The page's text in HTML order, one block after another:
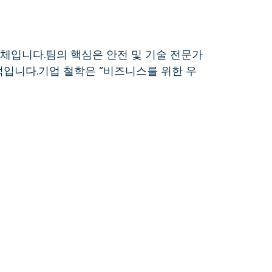
입니다.팀의 핵심은 안전 및 기술 전문가
니다.기업 철학은 “비즈니스를 위한 우